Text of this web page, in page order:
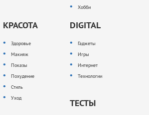
Хобби
КРАСОТА
Здоровье
Макияж
Показы
Похудение
Стиль
Уход
DIGITAL
Гаджеты
Игры
Интернет
Технологии
ТЕСТЫ